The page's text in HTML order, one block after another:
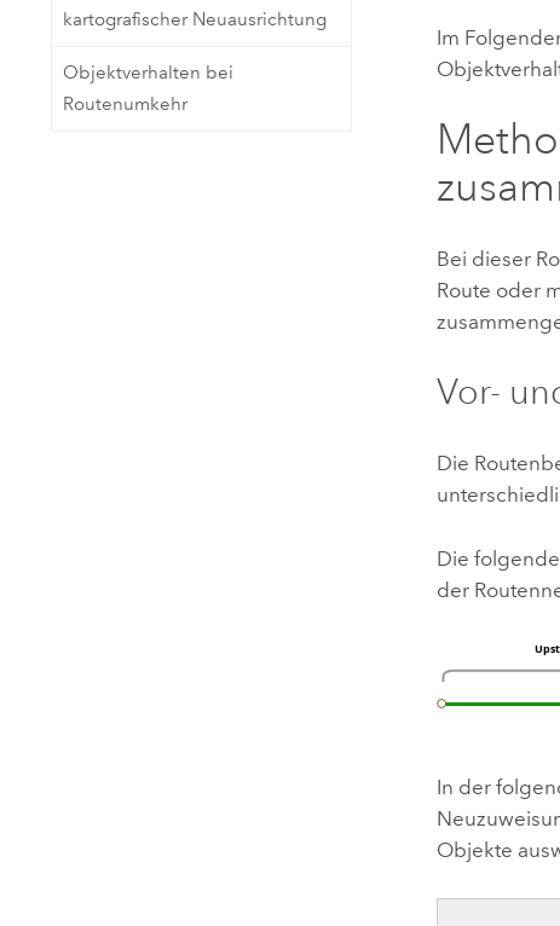
kartografischer Neuausrichtung
Objektverhalten bei
Routenumkehr
Im
Bei dieser
Route oder
Vor-
Die
Die
der
In der
Objekte